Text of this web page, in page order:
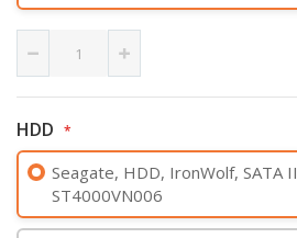
HDD
Seagate, HDD, IronWolf, SATA
ST4000VN006